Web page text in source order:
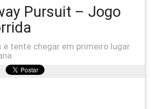
Pursuit – Jogo
e tente chegar em primeiro lugar